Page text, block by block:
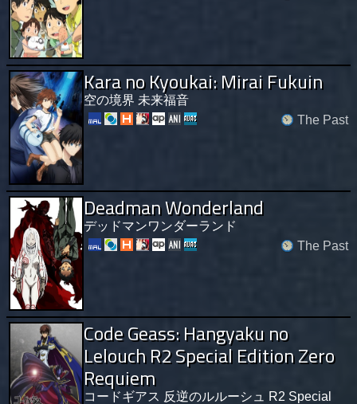
Kara no Kyoukai: Mirai Fukuin
空の境界 未来福音
The Past
Deadman Wonderland
デッドマンワンダーランド
The Past
Code Geass: Hangyaku no
Lelouch R2 Special Edition Zero
Requiem
コードギアス 反逆のルルーシュ R2 Special